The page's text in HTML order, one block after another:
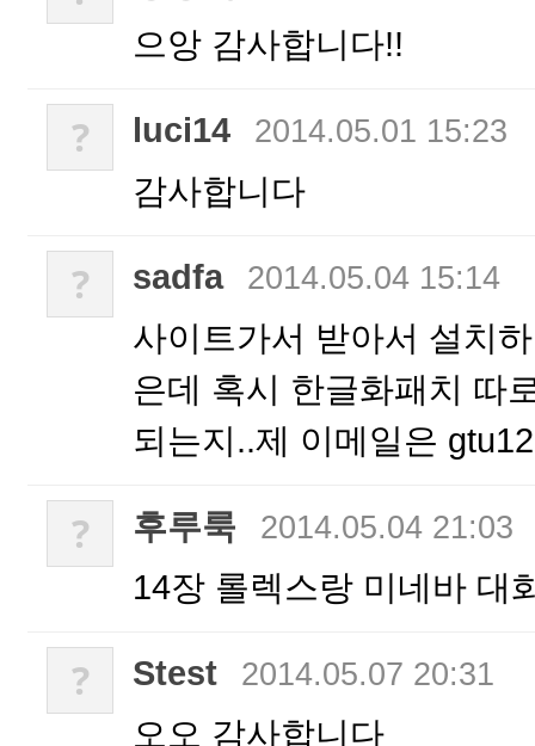
으앙 감사합니다!!
? luci14 2014.05.01 15:23
감사합니다
? sadfa 2014.05.04 15:14
사이트가서 받아서 설치
은데 혹시 한글화패치 따
되는지..제 이메일은
? 후루룩 2014.05.04 21:03
14장 롤렉스랑 미네바 대
? Stest 2014.05.07 20:31
오오 감사합니다